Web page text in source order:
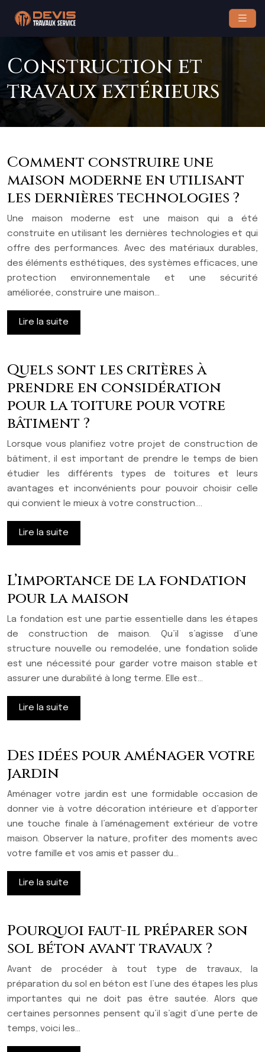
Construction et
travaux extérieurs
Comment construire une
maison moderne en utilisant
les dernières technologies ?
Une maison moderne est une maison qui a été
construite en utilisant les dernières technologies et qui
offre des performances. Avec des matériaux durables,
des éléments esthétiques, des systèmes efficaces, une
protection environnementale et une sécurité
améliorée, construire une maison…
Lire la suite
Quels sont les critères à
prendre en considération
pour la toiture pour votre
bâtiment ?
Lorsque vous planifiez votre projet de construction de
bâtiment, il est important de prendre le temps de bien
étudier les différents types de toitures et leurs
avantages et inconvénients pour pouvoir choisir celle
qui convient le mieux à votre construction….
Lire la suite
L’importance de la fondation
pour la maison
La fondation est une partie essentielle dans les étapes
de construction de maison. Qu’il s’agisse d’une
structure nouvelle ou remodelée, une fondation solide
est une nécessité pour garder votre maison stable et
assurer une durabilité à long terme. Elle est…
Lire la suite
Des idées pour aménager votre
jardin
Aménager votre jardin est une formidable occasion de
donner vie à votre décoration intérieure et d’apporter
une touche finale à l’aménagement extérieur de votre
maison. Observer la nature, profiter des moments avec
votre famille et vos amis et passer du…
Lire la suite
Pourquoi faut-il préparer son
sol béton avant travaux ?
Avant de procéder à tout type de travaux, la
préparation du sol en béton est l’une des étapes les plus
importantes qui ne doit pas être sautée. Alors que
certaines personnes pensent qu’il s’agit d’une perte de
temps, voici les…